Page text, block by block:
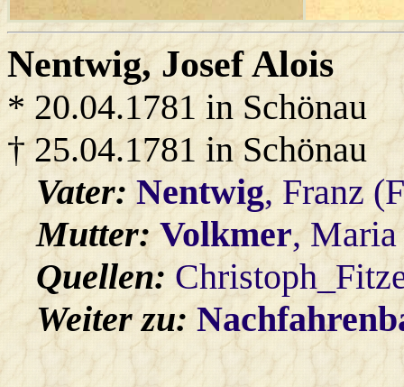
Nentwig, Josef Alois
* 20.04.1781 in Schönau
† 25.04.1781 in Schönau
Vater:Nentwig, Franz
Mutter:Volkmer,
Quellen:
Weiter zu: